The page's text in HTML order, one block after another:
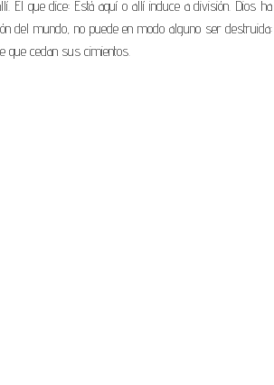
El que dice: Está aquí o allí induce a división. Dios
del mundo, no puede en modo alguno ser
que cedan sus cimientos.